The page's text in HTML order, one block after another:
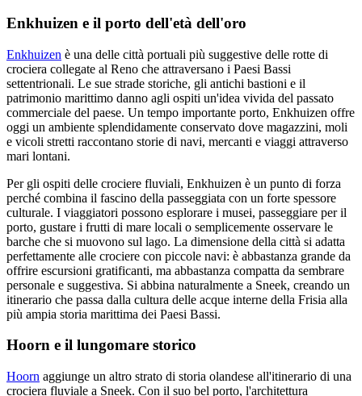
Enkhuizen e il porto dell'età dell'oro
Enkhuizen è una delle città portuali più suggestive delle rotte di
crociera collegate al Reno che attraversano i Paesi Bassi
settentrionali. Le sue strade storiche, gli antichi bastioni e il
patrimonio marittimo danno agli ospiti un'idea vivida del passato
commerciale del paese. Un tempo importante porto, Enkhuizen offre
oggi un ambiente splendidamente conservato dove magazzini, moli
e vicoli stretti raccontano storie di navi, mercanti e viaggi attraverso
mari lontani.
Per gli ospiti delle crociere fluviali, Enkhuizen è un punto di forza
perché combina il fascino della passeggiata con un forte spessore
culturale. I viaggiatori possono esplorare i musei, passeggiare per il
porto, gustare i frutti di mare locali o semplicemente osservare le
barche che si muovono sul lago. La dimensione della città si adatta
perfettamente alle crociere con piccole navi: è abbastanza grande da
offrire escursioni gratificanti, ma abbastanza compatta da sembrare
personale e suggestiva. Si abbina naturalmente a Sneek, creando un
itinerario che passa dalla cultura delle acque interne della Frisia alla
più ampia storia marittima dei Paesi Bassi.
Hoorn e il lungomare storico
Hoorn aggiunge un altro strato di storia olandese all'itinerario di una
crociera fluviale a Sneek. Con il suo bel porto, l'architettura